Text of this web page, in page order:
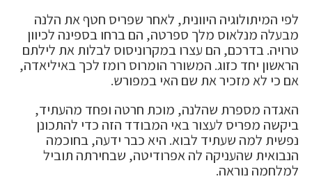
לפי המיתולוגיה היוונית, לאחר שפריס חטף את הלנה
מבעלה מנלאוס מלך ספרטה, הם ברחו בספינה לכיוון
טרויה. בדרכם, הם עצרו במקרוניסוס לבלות את לילתם
הראשון יחד כזוג. המשורר הומרוס רומז לכך באיליאדה,
אם כי לא מזכיר את שם האי במפורש.
האגדה מספרת שהלנה, מוכת חרטה ופחד מהעתיד,
ביקשה מפריס לעצור באי המבודד הזה כדי להתכונן
נפשית למה שעתיד לבוא. היא כבר ידעה, בחוכמה
הנבואית שהעניקה לה אפרודיטה, שבחירתה תוביל
למלחמה נוראה.